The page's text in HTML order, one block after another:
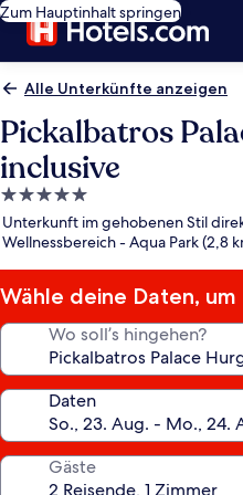
Zum Hauptinhalt springen
Alle Unterkünfte anzeigen
Pickalbatros
inclusive
5.0-
Sterne-
Unterkunft
Unterkunft im gehobenen Stil
Wellnessbereich - Aqua Park (2,8
Wähle deine Daten, um
Wo soll’s hingehen?
Daten
Gäste